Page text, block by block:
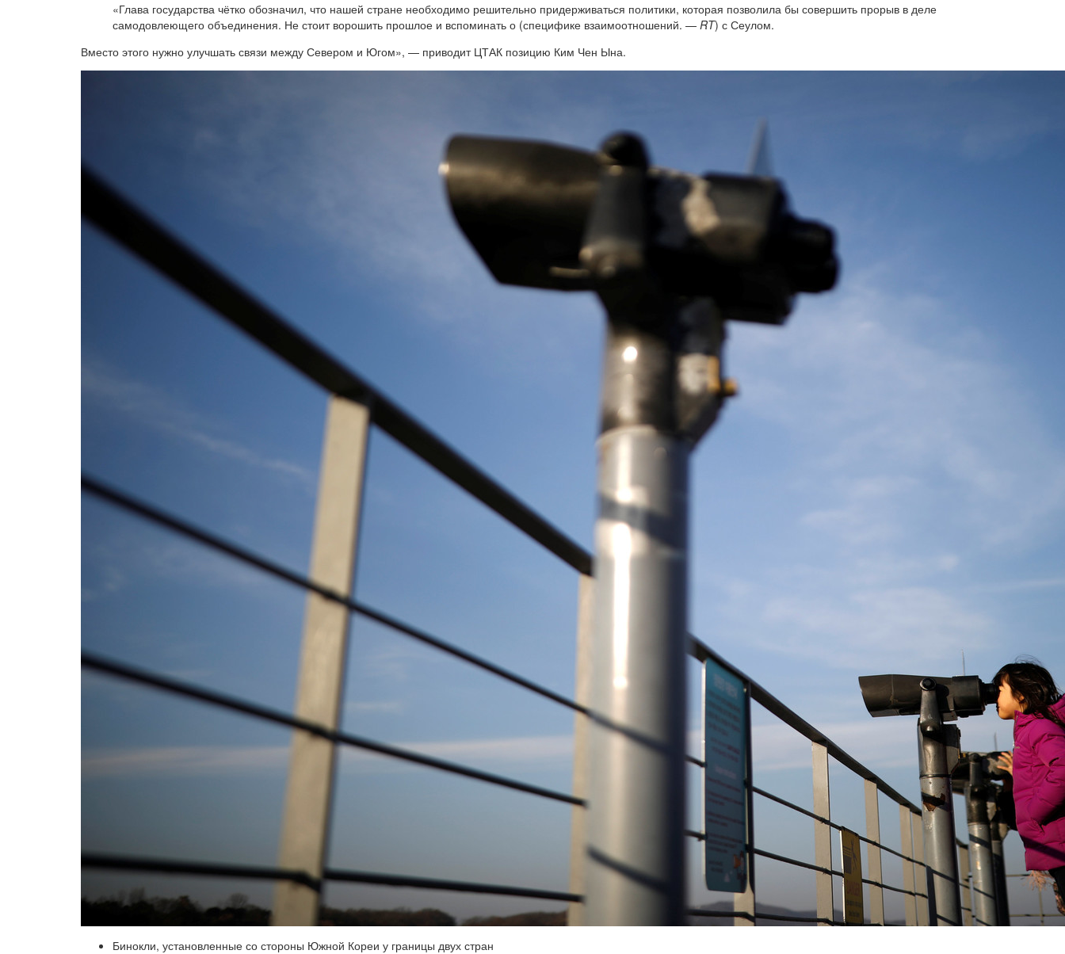
«Глава государства чётко обозначил, что нашей стране необходимо решительно придерживаться политики, которая позволила бы совершить прорыв в деле
самодовлеющего объединения. Не стоит ворошить прошлое и вспоминать о (специфике взаимоотношений. — RT) с Сеулом.
Вместо этого нужно улучшать связи между Севером и Югом», — приводит ЦТАК позицию Ким Чен Ына.
Бинокли, установленные со стороны Южной Кореи у границы двух стран